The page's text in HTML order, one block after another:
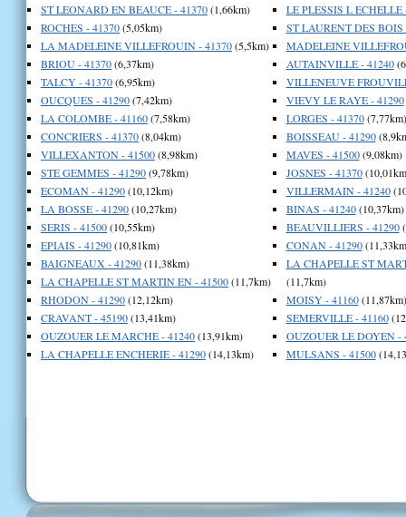
ST LEONARD EN BEAUCE - 41370(1,66km)
ROCHES - 41370(5,05km)
LA MADELEINE VILLEFROUIN - 41370(5,5km)
BRIOU - 41370(6,37km)
TALCY - 41370(6,95km)
OUCQUES - 41290(7,42km)
LA COLOMBE - 41160(7,58km)
CONCRIERS - 41370(8,04km)
VILLEXANTON - 41500(8,98km)
STE GEMMES - 41290(9,78km)
ECOMAN - 41290(10,12km)
LA BOSSE - 41290(10,27km)
SERIS - 41500(10,55km)
EPIAIS - 41290(10,81km)
BAIGNEAUX - 41290(11,38km)
LA CHAPELLE ST MARTIN EN - 41500(11,7km)
RHODON - 41290(12,12km)
CRAVANT - 45190(13,41km)
OUZOUER LE MARCHE - 41240(13,91km)
LA CHAPELLE ENCHERIE - 41290(14,13km)
LE PLESSIS L ECHELLE
ST LAURENT DES BOIS
MADELEINE
AUTAINVILLE - 41240
VILLENEUVE
VIEVY LE RAYE - 41290
LORGES - 41370(7,77km)
BOISSEAU - 41290
MAVES - 41500(9,08km)
JOSNES - 41370
VILLERMAIN - 41240
BINAS - 41240(10,37km)
BEAUVILLIERS - 41290
CONAN - 41290
LA CHAPELLE ST
(11,7km)
MOISY - 41160(11,87km)
SEMERVILLE - 41160
OUZOUER LE DOYEN -
MULSANS - 41500